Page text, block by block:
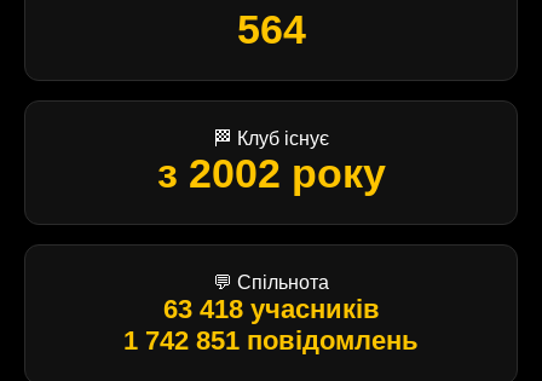
564
🏁 Клуб існує
з 2002 року
💬 Спільнота
63 418 учасників
1 742 851 повідомлень